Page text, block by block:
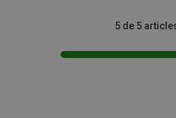
5 de 5